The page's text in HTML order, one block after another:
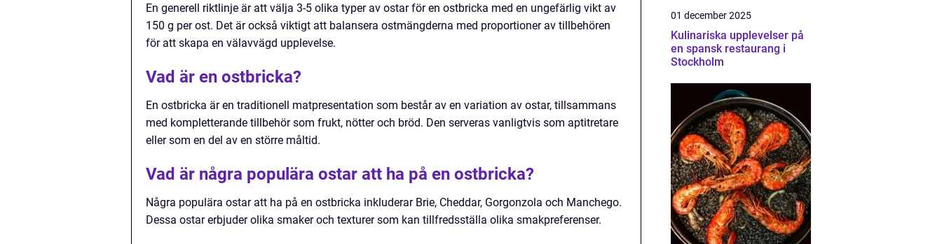
En generell riktlinje är att välja 3-5 olika typer av ostar för en ostbricka med en ungefärlig vikt av
150 g per ost. Det är också viktigt att balansera ostmängderna med proportioner av tillbehören
för att skapa en välavvägd upplevelse.
Vad är en ostbricka?
En ostbricka är en traditionell matpresentation som består av en variation av ostar, tillsammans
med kompletterande tillbehör som frukt, nötter och bröd. Den serveras vanligtvis som aptitretare
eller som en del av en större måltid.
Vad är några populära ostar att ha på en ostbricka?
Några populära ostar att ha på en ostbricka inkluderar Brie, Cheddar, Gorgonzola och Manchego.
Dessa ostar erbjuder olika smaker och texturer som kan tillfredsställa olika smakpreferenser.
01 december 2025
Kulinariska upplevelser på
en spansk restaurang i
Stockholm